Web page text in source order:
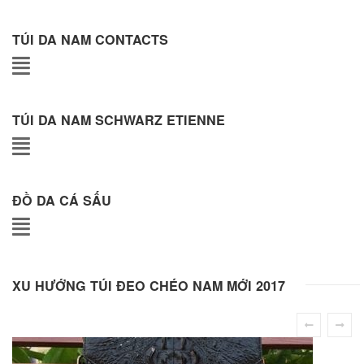
450,000₫
- 32%
950,000₫ 650,000₫
1,450,000₫
TÚI DA NAM CONTACTS
Cặp túi xách đeo chéo nam da thật Contact09
TÚI DA NAM SCHWARZ ETIENNE
ĐỒ DA CÁ SẤU
XU HƯỚNG TÚI ĐEO CHÉO NAM MỚI 2017